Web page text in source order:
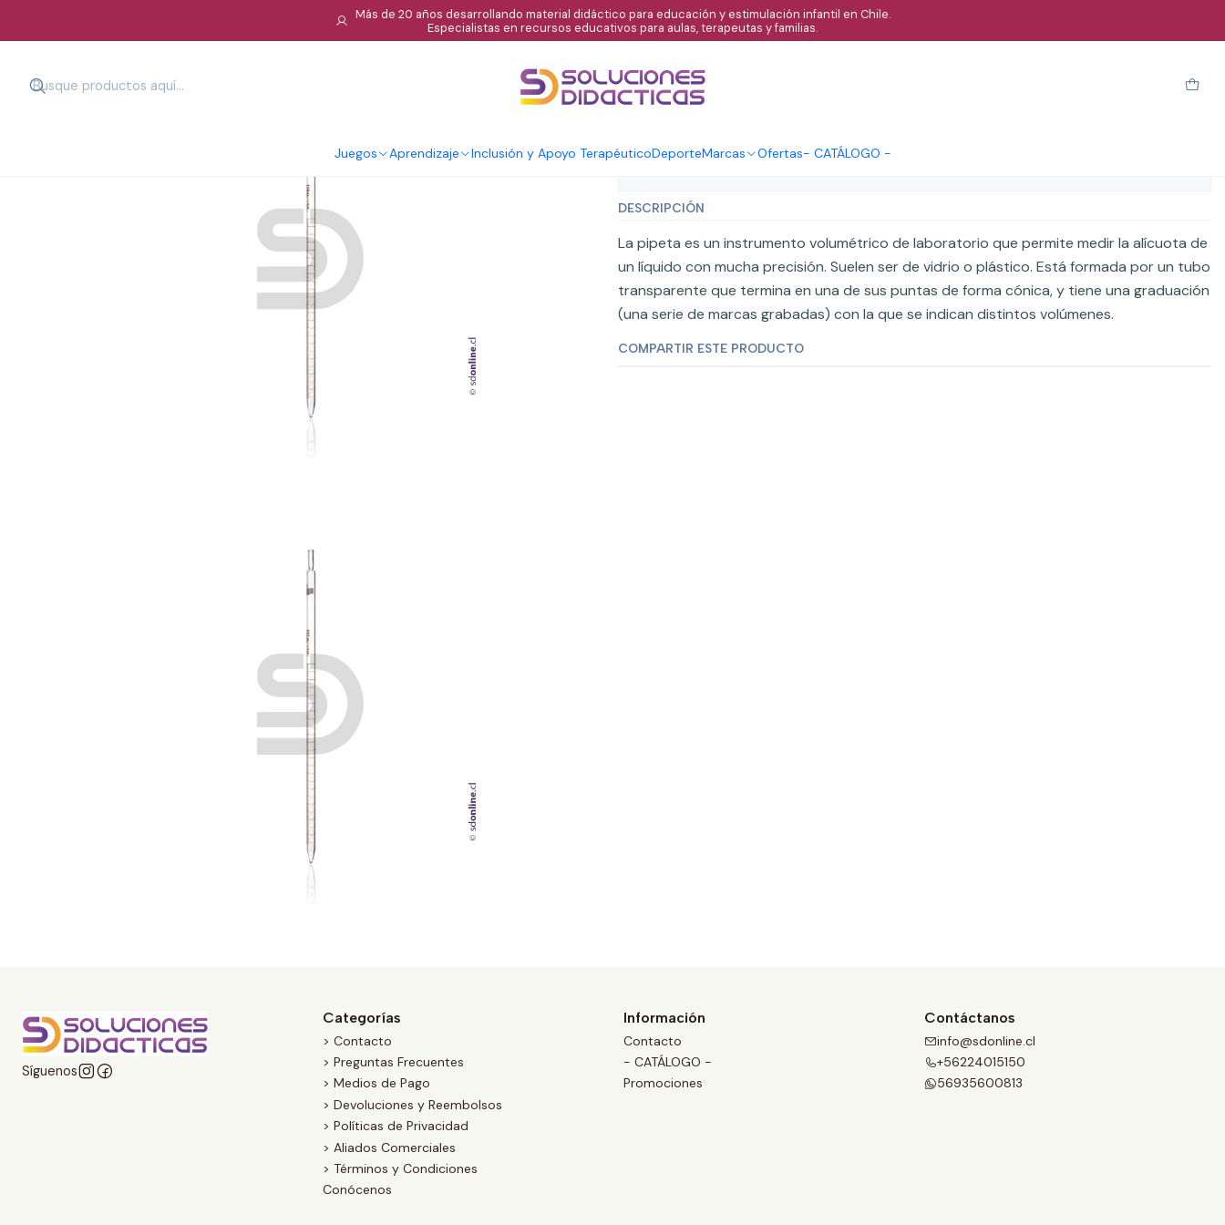
Juegos Aprendizaje Inclusión y Apoyo TerapéuticoDeporteMarcas Ofertas- CATÁLOGO -
Más de 20 años desarrollando material didáctico para educación y estimulación infantil en Chile.
Especialistas en recursos educativos para aulas, terapeutas y familias.
|
Pipeta vidrio graduada de 1Ml 1 A 10
DESCRIPCIÓN
La pipeta es un instrumento volumétrico de laboratorio que permite medir la alícuota de
un líquido con mucha precisión. Suelen ser de vidrio o plástico. Está formada por un tubo
transparente que termina en una de sus puntas de forma cónica, y tiene una graduación
(una serie de marcas grabadas) con la que se indican distintos volúmenes.
COMPARTIR ESTE PRODUCTO
Síguenos
Categorías
> Contacto
> Preguntas Frecuentes
> Medios de Pago
> Devoluciones y Reembolsos
> Políticas de Privacidad
> Aliados Comerciales
> Términos y Condiciones
Conócenos
Información
Contacto
- CATÁLOGO -
Promociones
Contáctanos
info@sdonline.cl
+56224015150
56935600813